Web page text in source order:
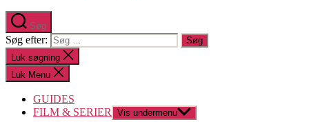
Søg
Søg efter:
Luk søgning
Luk Menu
GUIDES
FILM & SERIER
Vis undermenu